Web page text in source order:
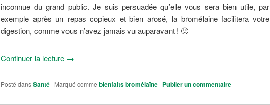
inconnue du grand public. Je suis persuadée qu’elle vous sera bien utile, par
exemple après un repas copieux et bien arosé, la bromélaine facilitera votre
digestion, comme vous n’avez jamais vu auparavant ! 🙂
Continuer la lecture Tous les bienfaits de la Bromélaïne
→
Posté dansSanté | Marqué comme bienfaits bromélaïne | Publier un commentaire